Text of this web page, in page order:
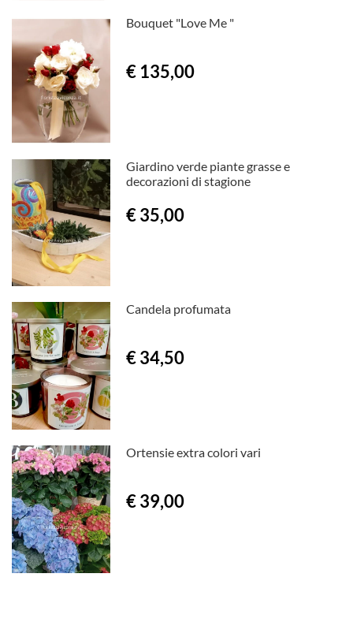
Bouquet "Love Me "
€ 135,00
Giardino verde piante grasse e
decorazioni di stagione
€ 35,00
Candela profumata
€ 34,50
Ortensie extra colori vari
€ 39,00